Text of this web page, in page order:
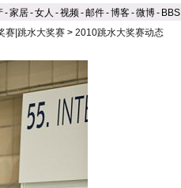
-家居-女人 -视频-邮件-博客-微博- BBS
赛|跳水大奖赛 > 2010跳水大奖赛动态